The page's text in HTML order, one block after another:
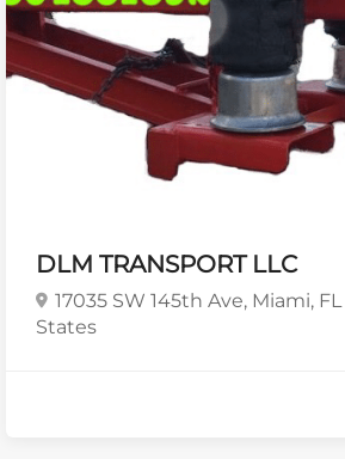
DLM TRANSPORT LLC
17035 SW 145th Ave, Miami,
States